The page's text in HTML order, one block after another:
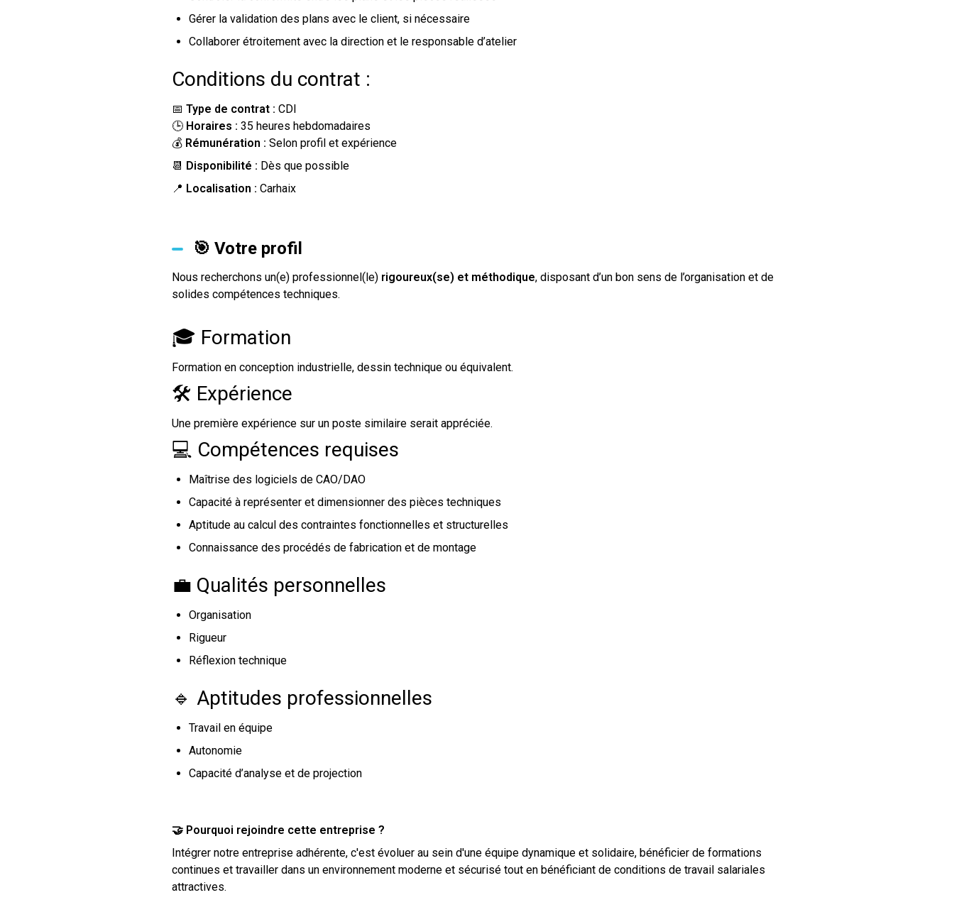
Gérer la validation des plans avec le client, si nécessaire
Collaborer étroitement avec la direction et le responsable d’atelier
Conditions du contrat :
📅 Type de contrat : CDI
🕒 Horaires : 35 heures hebdomadaires
💰 Rémunération : Selon profil et expérience
📆 Disponibilité : Dès que possible
📍 Localisation : Carhaix
🎯 Votre profil
Nous recherchons un(e) professionnel(le) rigoureux(se) et méthodique, disposant d’un bon sens de l’organisation et de
solides compétences techniques.
🎓 Formation
Formation en conception industrielle, dessin technique ou équivalent.
🛠 Expérience
Une première expérience sur un poste similaire serait appréciée.
💻 Compétences requises
Maîtrise des logiciels de CAO/DAO
Capacité à représenter et dimensionner des pièces techniques
Aptitude au calcul des contraintes fonctionnelles et structurelles
Connaissance des procédés de fabrication et de montage
💼 Qualités personnelles
Organisation
Rigueur
Réflexion technique
🔹 Aptitudes professionnelles
Travail en équipe
Autonomie
Capacité d’analyse et de projection
🤝 Pourquoi rejoindre cette entreprise ?
Intégrer notre entreprise adhérente, c'est évoluer au sein d'une équipe dynamique et solidaire, bénéficier de formations
continues et travailler dans un environnement moderne et sécurisé tout en bénéficiant de conditions de travail salariales
attractives.